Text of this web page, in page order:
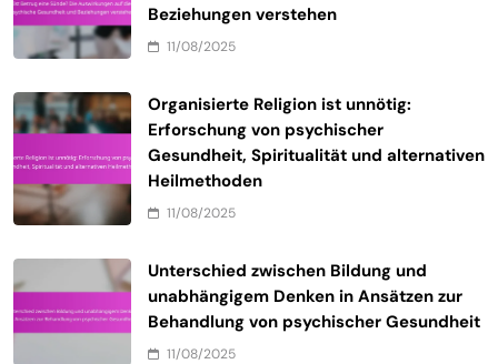
Beziehungen verstehen
11/08/2025
Organisierte Religion ist unnötig:
Erforschung von psychischer
Gesundheit, Spiritualität und alternativen
Heilmethoden
11/08/2025
Unterschied zwischen Bildung und
unabhängigem Denken in Ansätzen zur
Behandlung von psychischer Gesundheit
11/08/2025